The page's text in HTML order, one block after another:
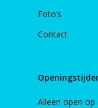
Foto’s
Contact
Alleen open op